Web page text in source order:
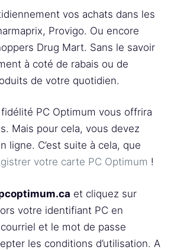
vos achats dans les
Provigo. Ou encore
Drug Mart. Sans le savoir
à coté de rabais ou de
de votre quotidien.
PC Optimum vous offrira
Mais pour cela, vous devez
ligne. C’est suite à cela, que
votre carte PC Optimum !
et cliquez sur
votre identifiant PC en
et le mot de passe
les conditions d’utilisation. A